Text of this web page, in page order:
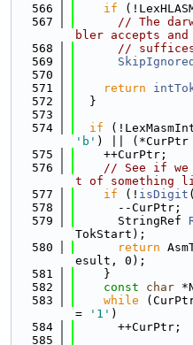
  566
if
  567
// The
bler accepts
  568
//
  569
  570
  571
return
  572
  }
  573
  574
if
'b' ) || (*CurPtr
  575
    ++CurPtr;
  576
// See if we
t of something
  577
if (! isDigit
  578
      --CurPtr;
  579
      StringRef
TokStart);
  580
return
esult, 0);
  581
    }
  582
const char
  583
while
=
'1' )
  584
      ++CurPtr;
  585